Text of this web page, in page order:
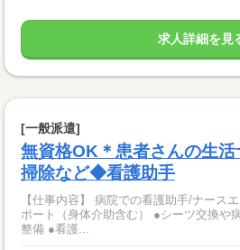
求人詳細を見
[一般派遣]
無資格OK＊患者さんの生
掃除など◆看護助手
【仕事内容】 病院での看護助手/ナースエイド業務 ●入
ポート（身体介助含む） ●シーツ交換や
整備 ●看護...